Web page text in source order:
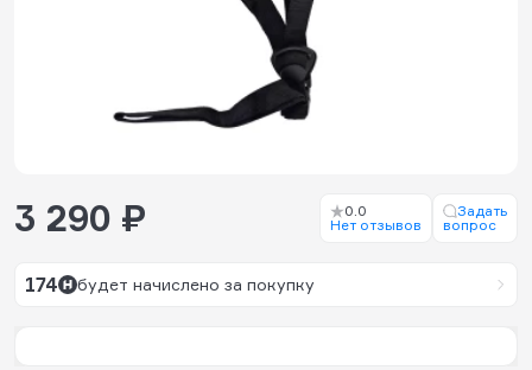
3 290 ₽
0.0
Нет отзывов
Задать
вопрос
174 будет начислено за покупку